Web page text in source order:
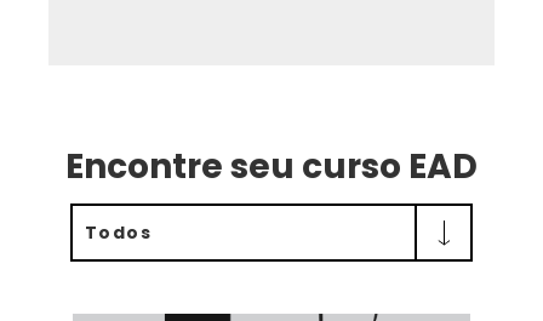
Encontre seu curso EAD
Todos